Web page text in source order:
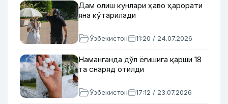
Дам олиш кунлари ҳаво ҳарорати
яна кўтарилади
Ўзбекистон 11:20 / 24.07.2026
Наманганда дўл ёғишига қарши 18
та снаряд отилди
Ўзбекистон 17:12 / 23.07.2026